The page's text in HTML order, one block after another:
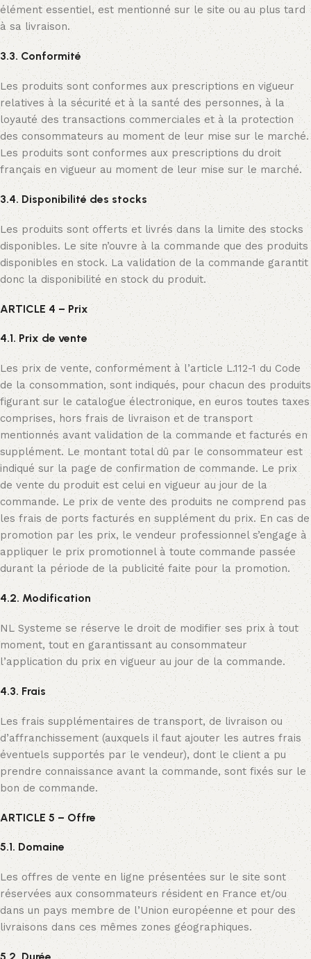
élément essentiel, est mentionné sur le site ou au plus tard
à sa livraison.
3.3. Conformité
Les produits sont conformes aux prescriptions en vigueur
relatives à la sécurité et à la santé des personnes, à la
loyauté des transactions commerciales et à la protection
des consommateurs au moment de leur mise sur le marché.
Les produits sont conformes aux prescriptions du droit
français en vigueur au moment de leur mise sur le marché.
3.4. Disponibilité des stocks
Les produits sont offerts et livrés dans la limite des stocks
disponibles. Le site n’ouvre à la commande que des produits
disponibles en stock. La validation de la commande garantit
donc la disponibilité en stock du produit.
ARTICLE 4 – Prix
4.1. Prix de vente
Les prix de vente, conformément à l’article L.112-1 du Code
de la consommation, sont indiqués, pour chacun des produits
figurant sur le catalogue électronique, en euros toutes taxes
comprises, hors frais de livraison et de transport
mentionnés avant validation de la commande et facturés en
supplément. Le montant total dû par le consommateur est
indiqué sur la page de confirmation de commande. Le prix
de vente du produit est celui en vigueur au jour de la
commande. Le prix de vente des produits ne comprend pas
les frais de ports facturés en supplément du prix. En cas de
promotion par les prix, le vendeur professionnel s’engage à
appliquer le prix promotionnel à toute commande passée
durant la période de la publicité faite pour la promotion.
4.2. Modification
NL Systeme se réserve le droit de modifier ses prix à tout
moment, tout en garantissant au consommateur
l’application du prix en vigueur au jour de la commande.
4.3. Frais
Les frais supplémentaires de transport, de livraison ou
d’affranchissement (auxquels il faut ajouter les autres frais
éventuels supportés par le vendeur), dont le client a pu
prendre connaissance avant la commande, sont fixés sur le
bon de commande.
ARTICLE 5 – Offre
5.1. Domaine
Les offres de vente en ligne présentées sur le site sont
réservées aux consommateurs résident en France et/ou
dans un pays membre de l’Union européenne et pour des
livraisons dans ces mêmes zones géographiques.